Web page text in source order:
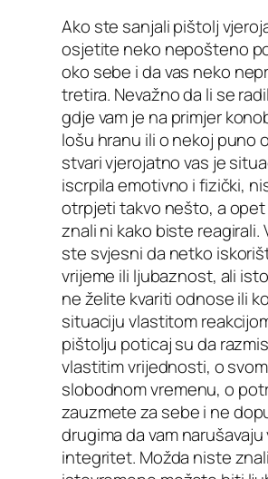
Ako ste sanjali pištolj
osjetite neko nepošteno
oko sebe i da vas neko
tretira. Nevažno da li se
gdje vam je na primjer
lošu hranu ili o nekoj puno
stvari vjerojatno vas je
iscrpila emotivno i fizički,
otrpjeti takvo nešto, a
znali ni kako biste reagirali.
ste svjesni da netko
vrijeme ili ljubaznost, ali
ne želite kvariti odnose ili
situaciju vlastitom
pištolju poticaj su da
vlastitim vrijednosti, o
slobodnom vremenu, o
zauzmete za sebe i ne
drugima da vam
integritet. Možda niste